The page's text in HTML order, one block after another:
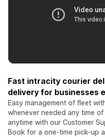
Fast intracity courier
delivery for businesses
Easy management of fleet
whenever needed any time
anytime with our Customer
Book for a one-time pick-up